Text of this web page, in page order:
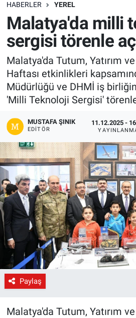
HABERLER YEREL
Malatya'da milli
sergisi törenle
Malatya'da Tutum, Yatırım
Haftası etkinlikleri
Müdürlüğü ve DHMİ iş
'Milli Teknoloji Sergisi' törenle
MUSTAFA ŞINIK
EDITÖR
11.12.2025 -
Paylaş
Malatya'da Tutum, Yatırım
Eğitim
Ekonomi
Genel
Gündem
Kültür-Sanat
Magazin
Politika
Resmi İlanlar
Sağlık
Siyaset
Spor
Son Dakika Haberleri
Haber Arşivi